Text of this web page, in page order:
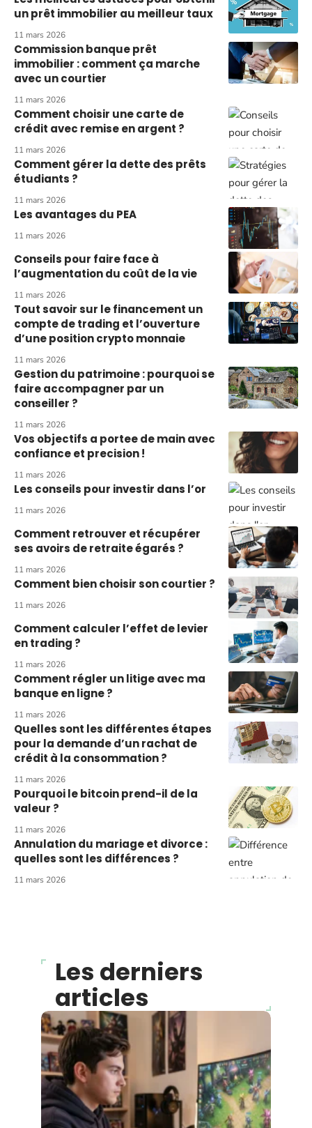
un prêt immobilier au meilleur taux
11 mars 2026
Commission banque prêt
immobilier : comment ça marche
avec un courtier
11 mars 2026
Comment choisir une carte de
crédit avec remise en argent ?
11 mars 2026
Comment gérer la dette des prêts
étudiants ?
11 mars 2026
Les avantages du PEA
11 mars 2026
Conseils pour faire face à
l’augmentation du coût de la vie
11 mars 2026
Tout savoir sur le financement un
compte de trading et l’ouverture
d’une position crypto monnaie
11 mars 2026
Gestion du patrimoine : pourquoi se
faire accompagner par un
conseiller ?
11 mars 2026
Vos objectifs a portee de main avec
confiance et precision !
11 mars 2026
Les conseils pour investir dans l’or
11 mars 2026
Comment retrouver et récupérer
ses avoirs de retraite égarés ?
11 mars 2026
Comment bien choisir son courtier ?
11 mars 2026
Comment calculer l’effet de levier
en trading ?
11 mars 2026
Comment régler un litige avec ma
banque en ligne ?
11 mars 2026
Quelles sont les différentes étapes
pour la demande d’un rachat de
crédit à la consommation ?
11 mars 2026
Pourquoi le bitcoin prend-il de la
valeur ?
11 mars 2026
Annulation du mariage et divorce :
quelles sont les différences ?
11 mars 2026
Les derniers
articles